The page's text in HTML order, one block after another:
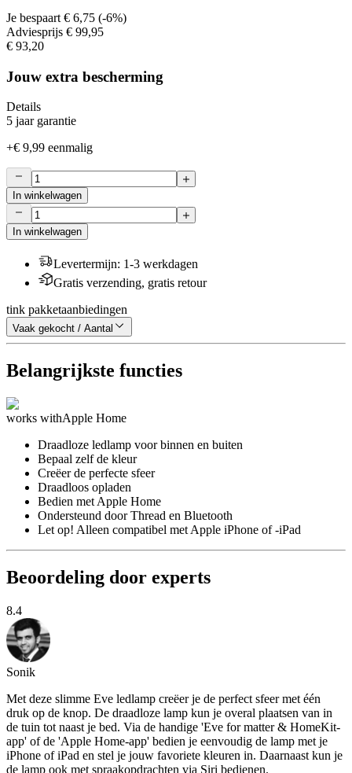
Je bespaart € 6,75 (-6%)
Adviesprijs € 99,95
€ 93,20
Jouw extra bescherming
Details
5 jaar garantie
+€ 9,99 eenmalig
In winkelwagen
In winkelwagen
Levertermijn: 1-3 werkdagen
Gratis verzending, gratis retour
tink pakketaanbiedingen
Vaak gekocht / Aantal
Belangrijkste functies
works withApple Home
Draadloze ledlamp voor binnen en buiten
Bepaal zelf de kleur
Creëer de perfecte sfeer
Draadloos opladen
Bedien met Apple Home
Ondersteund door Thread en Bluetooth
Let op! Alleen compatibel met Apple iPhone of -iPad
Beoordeling door experts
8.4
Sonik
Met deze slimme Eve ledlamp creëer je de perfect sfeer met één
druk op de knop. De draadloze lamp kun je overal plaatsen van in
de tuin tot naast je bed. Via de handige 'Eve for matter & HomeKit-
app' of de 'Apple Home-app' bedien je eenvoudig de lamp met je
iPhone of iPad en stel je jouw favoriete kleuren in. Daarnaast kun je
de lamp ook met spraakopdrachten via Siri bedienen.